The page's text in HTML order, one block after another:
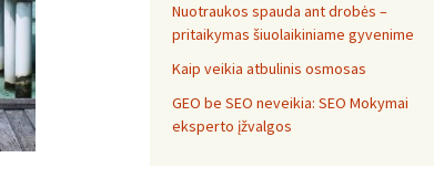
Nuotraukos spauda ant drobės –
pritaikymas šiuolaikiniame gyvenime
Kaip veikia atbulinis osmosas
GEO be SEO neveikia: SEO Mokymai
eksperto įžvalgos